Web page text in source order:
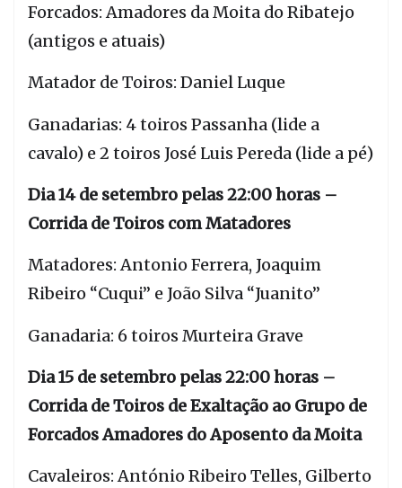
Forcados: Amadores da Moita do Ribatejo
(antigos e atuais)
Matador de Toiros: Daniel Luque
Ganadarias: 4 toiros Passanha (lide a
cavalo) e 2 toiros José Luis Pereda (lide a pé)
Dia 14 de setembro pelas 22:00 horas –
Corrida de Toiros com Matadores
Matadores: Antonio Ferrera, Joaquim
Ribeiro “Cuqui” e João Silva “Juanito”
Ganadaria: 6 toiros Murteira Grave
Dia 15 de setembro pelas 22:00 horas –
Corrida de Toiros de Exaltação ao Grupo de
Forcados Amadores do Aposento da Moita
Cavaleiros: António Ribeiro Telles, Gilberto